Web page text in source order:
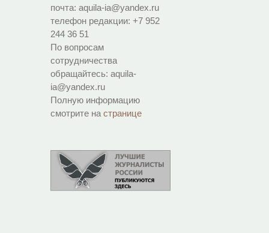
почта: aquila-ia@yandex.ru
телефон редакции: +7 952
244 36 51
По вопросам
сотрудничества
обращайтесь: aquila-
ia@yandex.ru
Полную информацию
смотрите на странице